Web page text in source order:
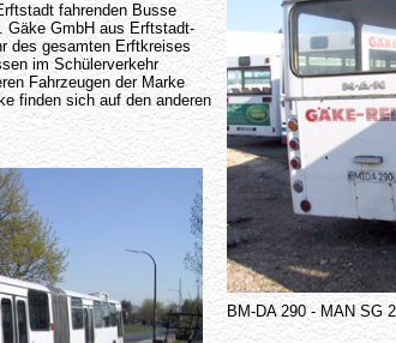
BM-DA 290 - MAN SG
fahrenden Busse
Gäke GmbH aus Erftstadt-
des gesamten Erftkreises
im Schülerverkehr
Fahrzeugen der Marke
finden sich auf den anderen